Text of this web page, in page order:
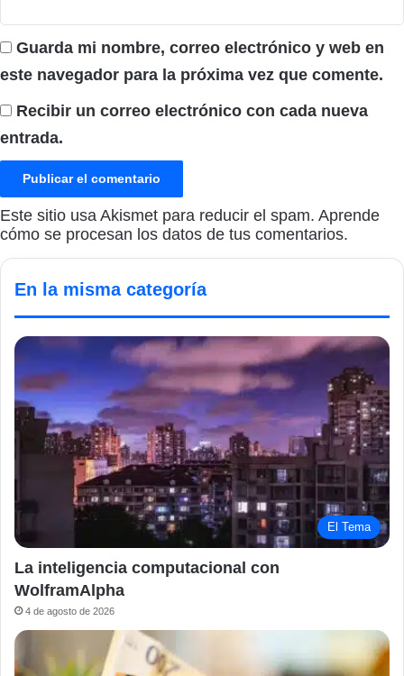
Guarda mi nombre, correo electrónico y web en
este navegador para la próxima vez que comente.
Recibir un correo electrónico con cada nueva
entrada.
Este sitio usa Akismet para reducir el spam. Aprende
cómo se procesan los datos de tus comentarios.
En la misma categoría
El Tema
La inteligencia computacional con
WolframAlpha
4 de agosto de 2026